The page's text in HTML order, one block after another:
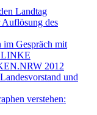
Landtag
des
im Gespräch mit
LINKE
2012
und
verstehen: